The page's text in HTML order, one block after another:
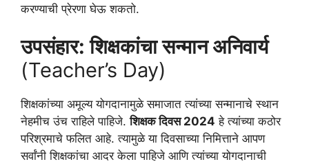
करण्याची प्रेरणा घेऊ शकतो.
उपसंहार: शिक्षकांचा सन्मान अनिवार्य
(Teacher’s Day)
शिक्षकांच्या अमूल्य योगदानामुळे समाजात त्यांच्या सन्मानाचे स्थान
नेहमीच उंच राहिले पाहिजे.शिक्षक दिवस 2024 हे त्यांच्या कठोर
परिश्रमाचे फलित आहे. त्यामुळे या दिवसाच्या निमित्ताने आपण
सर्वांनी शिक्षकांचा आदर केला पाहिजे आणि त्यांच्या योगदानाची